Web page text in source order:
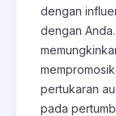
dengan
dengan
pertukaran
pada